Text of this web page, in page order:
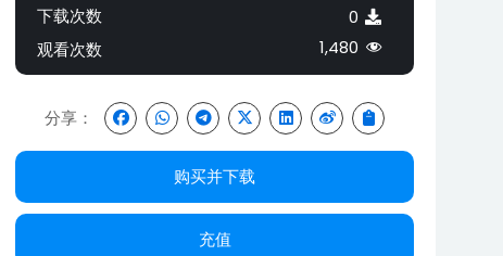
下载次数
观看次数
0
1,480
分享：
购买并下载
充值